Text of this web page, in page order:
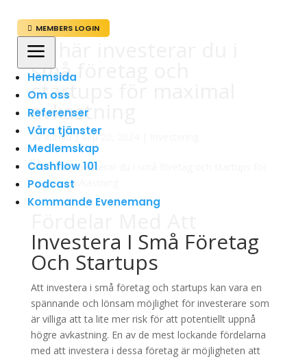
 MEMBERS LOGIN
a
Hemsida
Om oss
Referenser
Våra tjänster
Medlemskap
Cashflow 101
Podcast
Kommande Evenemang
Så här investerar du i
små företag och
startups för maximal
avkastning
avadmin|sep 20, 2024
Investera I Små Företag
Och Startups
Att investera i små företag och startups kan vara en
spännande och lönsam möjlighet för investerare som
är villiga att ta lite mer risk för att potentiellt uppnå
högre avkastning. En av de mest lockande fördelarna
med att investera i dessa företag är möjligheten att